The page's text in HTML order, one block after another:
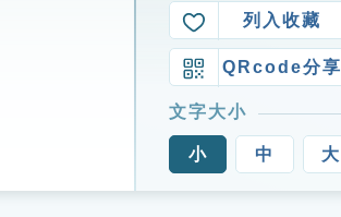
列入收藏
QRcode分享
文字大小
小 中 大